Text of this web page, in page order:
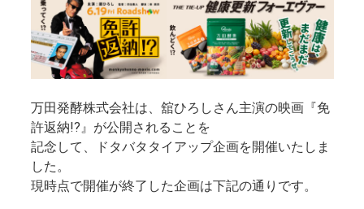
万田発酵株式会社は、舘ひろしさん主演の映画『免
許返納!?』が公開されることを
記念して、ドタバタタイアップ企画を開催いたしま
した。
現時点で開催が終了した企画は下記の通りです。